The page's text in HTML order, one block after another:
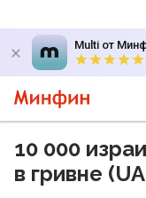
Multi от
10 000
в гривне